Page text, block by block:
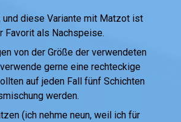
und diese Variante mit Matzot ist
Favorit als Nachspeise.
von der Größe der verwendeten
gerne eine rechteckige
auf jeden Fall fünf Schichten
werden.
(ich nehme neun, weil ich für